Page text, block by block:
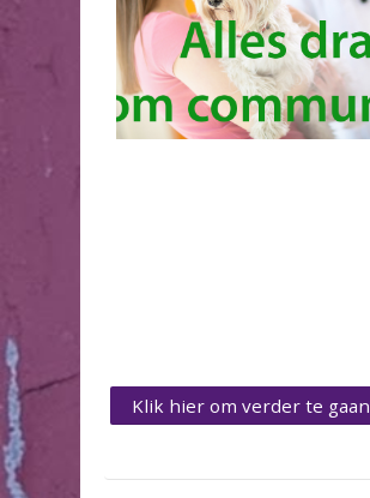
Klik hier om verder te gaan